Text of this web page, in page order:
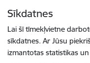
Sīkdatnes
Lai šī tīmekļvietne
sīkdatnes. Ar Jūsu
izmantotas statistikas